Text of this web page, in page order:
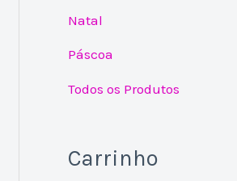
Natal
Páscoa
Todos os Produtos
Carrinho